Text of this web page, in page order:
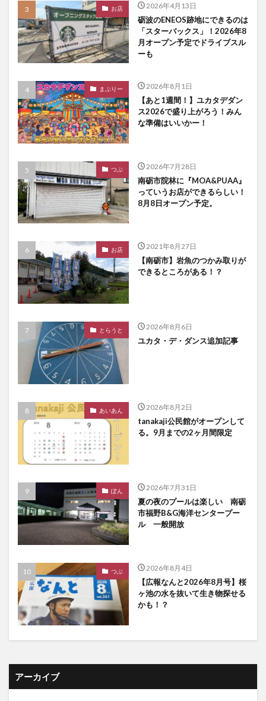
お店 2026年4月13日
砺波のENEOS跡地にできるのは
「スターバックス」！2026年8
月オープン予定でドライブスル
ーも
まぶりー 2026年8月1日
【あと1週間！】ユカタデダン
ス2026で盛り上がろう！みん
な準備はいいかー！
つぶ 2026年7月28日
南砺市院林に『MOA&PUAA』
っていうお店ができるらしい！
8月8日オープン予定。
お店 2021年8月27日
【南砺市】岩魚のつかみ取りが
できるところがある！？
とらうと 2026年8月6日
ユカタ・デ・ダンス追加記事
あいあん 2026年8月2日
tanakaji公民館がオープンして
る。9月までの2ヶ月間限定
ぽん 2026年7月31日
夏の夜のプールは楽しい 南砺
市福野B&G海洋センタープー
ル 一般開放
つぶ 2026年8月4日
【広報なんと2026年8月号】桜
ヶ池の水を抜いて生き物探せる
かも！？
アーカイブ